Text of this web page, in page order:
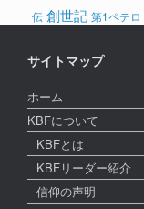
伝 創世記 第1ペテロ
サイトマップ
ホーム
KBFについて
KBFとは
KBFリーダー紹介
信仰の声明